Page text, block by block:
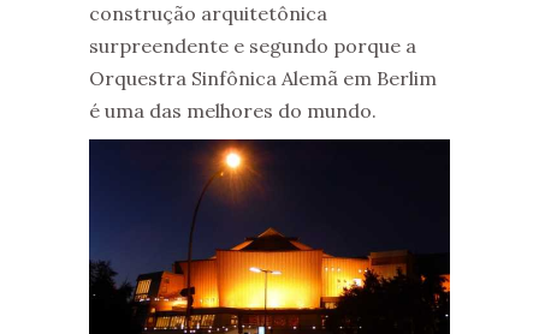
construção arquitetônica
surpreendente e segundo porque a
Orquestra Sinfônica Alemã em Berlim
é uma das melhores do mundo.